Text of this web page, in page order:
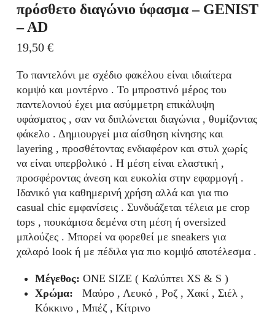
πρόσθετο διαγώνιο ύφασμα – GENIST
– AD
19,50 €
Το παντελόνι με σχέδιο φακέλου είναι ιδιαίτερα
κομψό και μοντέρνο . Το μπροστινό μέρος του
παντελονιού έχει μια ασύμμετρη επικάλυψη
υφάσματος , σαν να διπλώνεται διαγώνια , θυμίζοντας
φάκελο . Δημιουργεί μια αίσθηση κίνησης και
layering , προσθέτοντας ενδιαφέρον και στυλ χωρίς
να είναι υπερβολικό . Η μέση είναι ελαστική ,
προσφέροντας άνεση και ευκολία στην εφαρμογή .
Ιδανικό για καθημερινή χρήση αλλά και για πιο
casual chic εμφανίσεις . Συνδυάζεται τέλεια με crop
tops , πουκάμισα δεμένα στη μέση ή oversized
μπλούζες . Μπορεί να φορεθεί με sneakers για
χαλαρό look ή με πέδιλα για πιο κομψό αποτέλεσμα .
Μέγεθος: ONE SIZE ( Καλύπτει XS & S )
Χρώμα: Μαύρο , Λευκό , Ροζ , Χακί , Σιέλ ,
Κόκκινο , Μπέζ , Κίτρινο